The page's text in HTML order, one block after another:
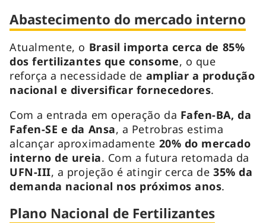
Abastecimento do mercado interno
Atualmente, o Brasil importa cerca de 85%
dos fertilizantes que consome, o que
reforça a necessidade de ampliar a produção
nacional e diversificar fornecedores.
Com a entrada em operação da Fafen-BA, da
Fafen-SE e da Ansa, a Petrobras estima
alcançar aproximadamente 20% do mercado
interno de ureia. Com a futura retomada da
UFN-III, a projeção é atingir cerca de 35% da
demanda nacional nos próximos anos.
Plano Nacional de Fertilizantes